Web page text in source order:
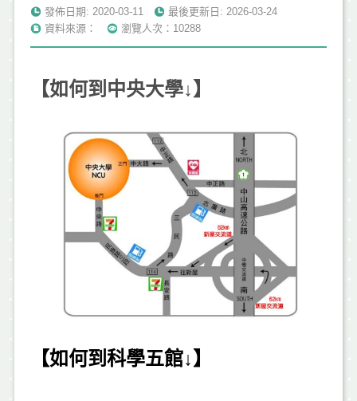
發佈日期: 2020-03-11
最後更新日: 2026-03-24
資料來源：
瀏覽人次：10288
【如何到中央大學↓】
【如何到科學五館↓】